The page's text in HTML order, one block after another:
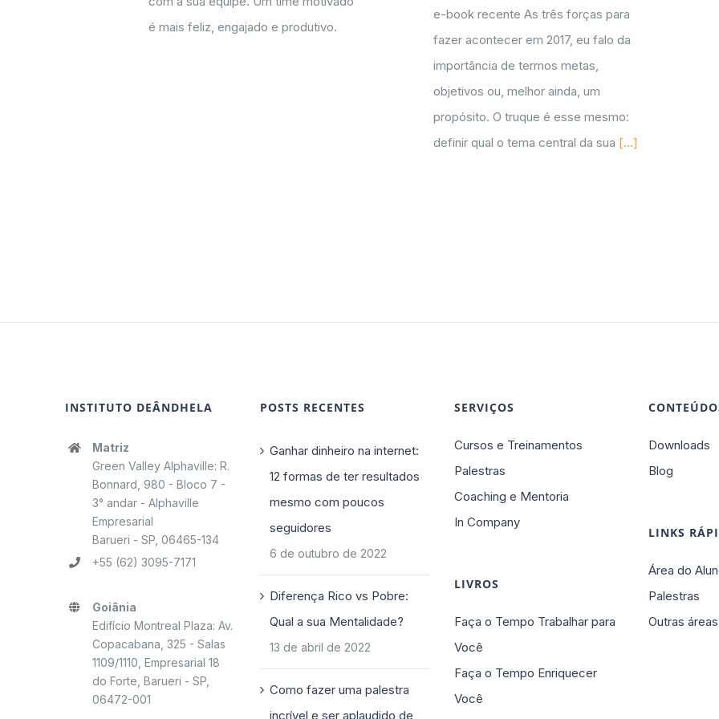
é mais feliz, engajado e produtivo.
e-book recente As três forças para
fazer acontecer em 2017, eu falo da
importância de termos metas,
objetivos ou, melhor ainda, um
propósito. O truque é esse mesmo:
definir qual o tema central da sua [...]
INSTITUTO DEÂNDHELA
Matriz
Green Valley Alphaville: R.
Bonnard, 980 - Bloco 7 -
3° andar - Alphaville
Empresarial
Barueri - SP, 06465-134
+55 (62) 3095-7171
Goiânia
Edifício Montreal Plaza: Av.
Copacabana, 325 - Salas
1109/1110, Empresarial 18
do Forte, Barueri - SP,
06472-001
POSTS RECENTES
Ganhar dinheiro na internet:
12 formas de ter resultados
mesmo com poucos
seguidores
6 de outubro de 2022
Diferença Rico vs Pobre:
Qual a sua Mentalidade?
13 de abril de 2022
Como fazer uma palestra
incrível e ser aplaudido de
SERVIÇOS
Cursos e Treinamentos
Palestras
Coaching e Mentoria
In Company
LIVROS
Faça o Tempo Trabalhar para
Você
Faça o Tempo Enriquecer
Você
Downloads
Blog
LINKS
Área do
Palestras
Outras